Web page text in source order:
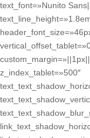
text_font=»Nunito
z_index_tablet=»500″